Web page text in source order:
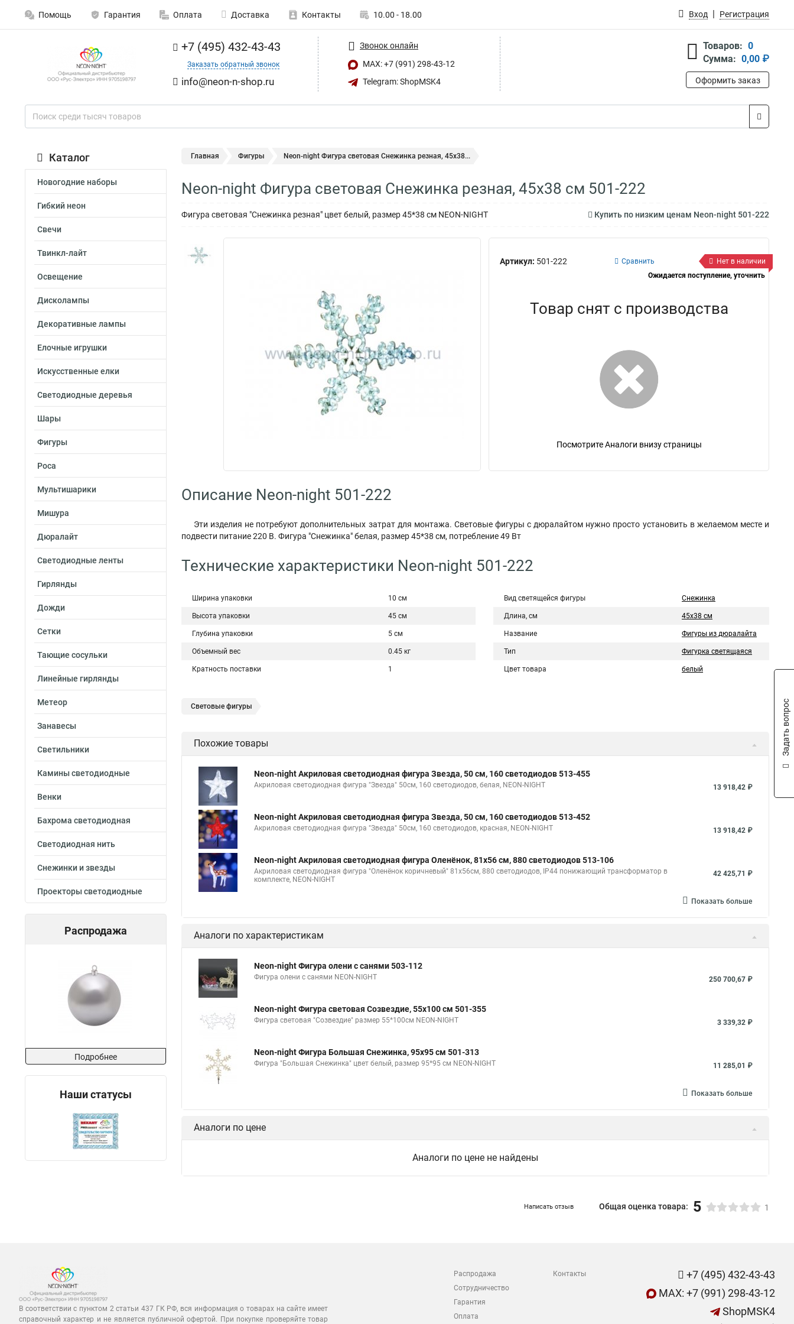
Помощь Гарантия Оплата Доставка Контакты 10.00 - 18.00 Вход Регистрация
+7 (495) 432-43-43
Заказать обратный звонок
info@neon-n-shop.ru
Звонок онлайн
MAX: +7 (991) 298-43-12
Telegram: ShopMSK4
Товаров: 0
Сумма: 0,00 ₽
Оформить заказ
Каталог
Новогодние наборы
Гибкий неон
Свечи
Твинкл-лайт
Освещение
Дисколампы
Декоративные лампы
Елочные игрушки
Искусственные елки
Светодиодные деревья
Шары
Фигуры
Роса
Мультишарики
Мишура
Дюралайт
Светодиодные ленты
Гирлянды
Дожди
Сетки
Тающие сосульки
Линейные гирлянды
Метеор
Занавесы
Светильники
Камины светодиодные
Венки
Бахрома светодиодная
Светодиодная нить
Снежинки и звезды
Проекторы светодиодные
Распродажа
Подробнее
Наши статусы
Главная Фигуры Neon-night Фигура световая Снежинка резная, 45х38...
Neon-night Фигура световая Снежинка резная, 45х38 см 501-222
Фигура световая "Снежинка резная" цвет белый, размер 45*38 см NEON-NIGHT Купить по низким ценам Neon-night 501-222
Артикул: 501-222 Сравнить
Нет в наличии
Ожидается поступление, уточнить
Товар снят с производства
Посмотрите Аналоги внизу страницы
Описание Neon-night 501-222
Эти изделия не потребуют дополнительных затрат для монтажа. Световые фигуры с дюралайтом нужно просто установить в желаемом месте и
подвести питание 220 В. Фигура "Снежинка" белая, размер 45*38 см, потребление 49 Вт
Технические характеристики Neon-night 501-222
Ширина упаковки 10 см
Высота упаковки 45 см
Глубина упаковки 5 см
Объемный вес 0.45 кг
Кратность поставки 1
Вид светящейся фигуры Снежинка
Длина, см 45x38 см
Название Фигуры из дюралайта
Тип Фигурка светящаяся
Цвет товара белый
Световые фигуры
Похожие товары
Neon-night Акриловая светодиодная фигура Звезда, 50 см, 160 светодиодов 513-455
Акриловая светодиодная фигура "Звезда" 50см, 160 светодиодов, белая, NEON-NIGHT 13 918,42 ₽
Neon-night Акриловая светодиодная фигура Звезда, 50 см, 160 светодиодов 513-452
Акриловая светодиодная фигура "Звезда" 50см, 160 светодиодов, красная, NEON-NIGHT 13 918,42 ₽
Neon-night Акриловая светодиодная фигура Оленёнок, 81х56 см, 880 светодиодов 513-106
Акриловая светодиодная фигура "Оленёнок коричневый" 81х56см, 880 светодиодов, IP44 понижающий трансформатор в
комплекте, NEON-NIGHT
42 425,71 ₽
Показать больше
Аналоги по характеристикам
Neon-night Фигура олени с санями 503-112
Фигура олени с санями NEON-NIGHT 250 700,67 ₽
Neon-night Фигура световая Созвездие, 55х100 см 501-355
Фигура световая "Созвездие" размер 55*100см NEON-NIGHT 3 339,32 ₽
Neon-night Фигура Большая Снежинка, 95х95 см 501-313
Фигура "Большая Снежинка" цвет белый, размер 95*95 см NEON-NIGHT 11 285,01 ₽
Показать больше
Аналоги по цене
Аналоги по цене не найдены
Написать отзыв Общая оценка товара: 5 1
В соответствии с пунктом 2 статьи 437 ГК РФ, вся информация о товарах на сайте имеет
справочный характер и не является публичной офертой. При покупке проверяйте товар
Распродажа
Сотрудничество
Гарантия
Оплата
Контакты
+7 (495) 432-43-43
MAX: +7 (991) 298-43-12
ShopMSK4
Задать вопрос